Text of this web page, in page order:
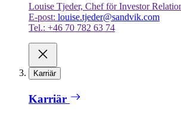
Louise Tjeder, Chef för Investor
E-post: louise.tjeder@sandvik.com
Tel.: +46 70 782 63 74
Karriär
Karriär